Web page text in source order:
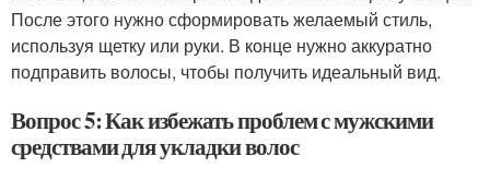
После этого нужно сформировать желаемый стиль,
используя щетку или руки. В конце нужно аккуратно
подправить волосы, чтобы получить идеальный вид.
Вопрос 5: Как избежать проблем с мужскими
средствами для укладки волос